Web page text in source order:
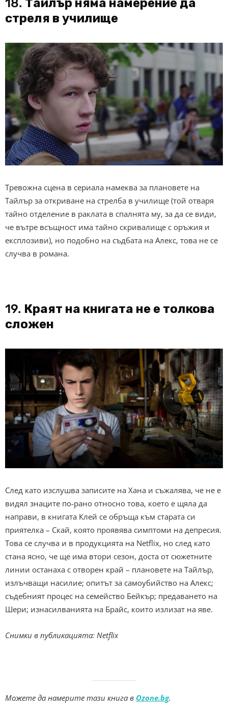
18. Тайлър няма намерение да
стреля в училище
Тревожна сцена в сериала намеква за плановете на
Тайлър за откриване на стрелба в училище (той отваря
тайно отделение в раклата в спалнята му, за да се види,
че вътре всъщност има тайно скривалище с оръжия и
експлозиви), но подобно на съдбата на Алекс, това не се
случва в романа.
19. Краят на книгата не е толкова
сложен
След като изслушва записите на Хана и съжалява, че не е
видял знаците по-рано относно това, което е щяла да
направи, в книгата Клей се обръща към старата си
приятелка – Скай, която проявява симптоми на депресия.
Това се случва и в продукцията на Netflix, но след като
стана ясно, че ще има втори сезон, доста от сюжетните
линии останаха с отворен край – плановете на Тайлър,
излъчващи насилие; опитът за самоубийство на Алекс;
съдебният процес на семейство Бейкър; предаването на
Шери; изнасилванията на Брайс, които излизат на яве.
Снимки в публикацията: Netflix
Можете да намерите тази книга в Ozone.bg.